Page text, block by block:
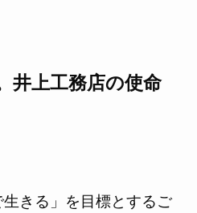
井上工務店の使命
生きる」を目標とするご